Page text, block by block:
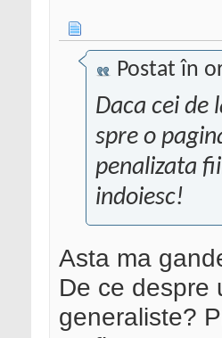
Postat în
Daca cei de
spre o
penalizata
indoiesc!
Asta ma
De ce despre
generaliste?